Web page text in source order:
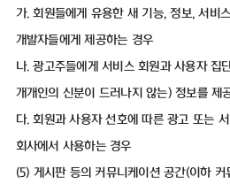
가. 회원들에게 유용한 새 기능, 정보, 서비
개발자들에게 제공하는 경우
나. 광고주들에게 서비스 회원과 사용자 집
개개인의 신분이 드러나지 않는) 정보를 제
다. 회원과 사용자 선호에 따른 광고 또는
회사에서 사용하는 경우
(5) 게시판 등의 커뮤니케이션 공간(이하